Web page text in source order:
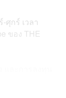
ศุกร์ เวลา
ของ THE
w